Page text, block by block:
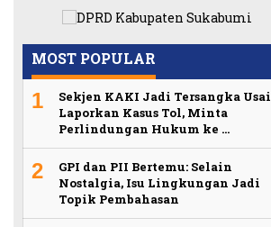
MOST POPULAR
1
Sekjen KAKI Jadi Tersangka Usai
Laporkan Kasus Tol, Minta
Perlindungan Hukum ke …
2
GPI dan PII Bertemu: Selain
Nostalgia, Isu Lingkungan Jadi
Topik Pembahasan